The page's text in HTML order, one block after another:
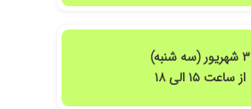
۳ شهریور (سه شنبه)
از ساعت ۱۵ الی ۱۸